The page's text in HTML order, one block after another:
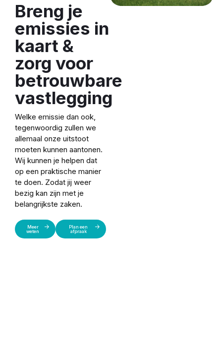
Breng je
emissies in
kaart &
zorg voor
betrouwbare
vastlegging
Welke emissie dan ook,
tegenwoordig zullen we
allemaal onze uitstoot
moeten kunnen aantonen.
Wij kunnen je helpen dat
op een praktische manier
te doen. Zodat jij weer
bezig kan zijn met je
belangrijkste zaken.
Meer
weten
Plan een
afpraak